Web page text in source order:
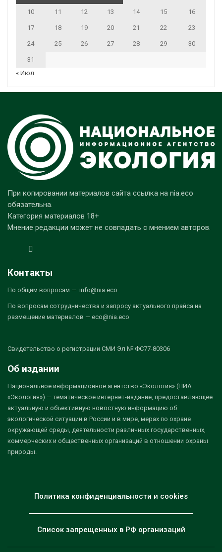
10 11 12 13 14 15 16
17 18 19 20 21 22 23
24 25 26 27 28 29 30
31
« Июл
При копировании материалов сайта ссылка на nia.eco
обязательна.
Категория материалов 18+
Мнение редакции может не совпадать с мнением авторов.
Контакты
По общим вопросам — info@nia.eco
По вопросам сотрудничества и запросу актуального прайса на
размещение материалов — eco@nia.eco
Свидетельство о регистрации СМИ Эл № ФС77-80306
Об издании
Национальное информационное агентство «Экология» (НИА
«Экология») — тематическое интернет-издание, предоставляющее
актуальную и объективную новостную информацию об
экологической ситуации в России и в мире, мерах по охране
окружающей среды, деятельности различных государственных,
коммерческих и общественных организаций в отношении охраны
природы.
Политика конфиденциальности и cookies
Список запрещенных в РФ организаций